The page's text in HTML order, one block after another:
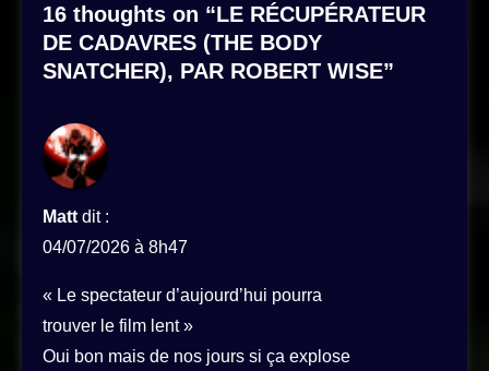
16 thoughts on “LE RÉCUPÉRATEUR
DE CADAVRES (THE BODY
SNATCHER), PAR ROBERT WISE”
Matt dit :
04/07/2026 à 8h47
« Le spectateur d’aujourd’hui pourra
trouver le film lent »
Oui bon mais de nos jours si ça explose